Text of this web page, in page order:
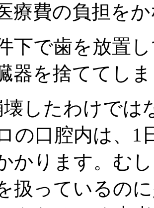
療費の負担を
下で歯を放置
器を捨ててし
壊したわけでは
の口腔内は、1
かります。む
扱っているの